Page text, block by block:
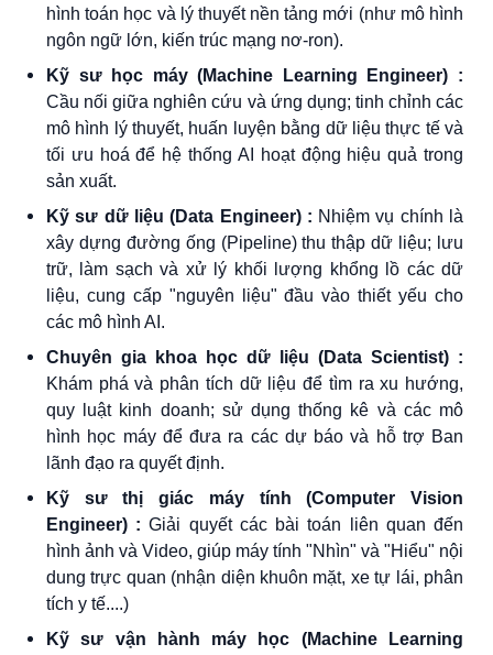
hình toán học và lý thuyết nền tảng mới (như mô hình
ngôn ngữ lớn, kiến trúc mạng nơ-ron).
Kỹ sư học máy (Machine Learning Engineer) :
Cầu nối giữa nghiên cứu và ứng dụng; tinh chỉnh các
mô hình lý thuyết, huấn luyện bằng dữ liệu thực tế và
tối ưu hoá để hệ thống AI hoạt động hiệu quả trong
sản xuất.
Kỹ sư dữ liệu (Data Engineer) : Nhiệm vụ chính là
xây dựng đường ống (Pipeline) thu thập dữ liệu; lưu
trữ, làm sạch và xử lý khối lượng khổng lồ các dữ
liệu, cung cấp "nguyên liệu" đầu vào thiết yếu cho
các mô hình AI.
Chuyên gia khoa học dữ liệu (Data Scientist) :
Khám phá và phân tích dữ liệu để tìm ra xu hướng,
quy luật kinh doanh; sử dụng thống kê và các mô
hình học máy để đưa ra các dự báo và hỗ trợ Ban
lãnh đạo ra quyết định.
Kỹ sư thị giác máy tính (Computer Vision
Engineer) : Giải quyết các bài toán liên quan đến
hình ảnh và Video, giúp máy tính "Nhìn" và "Hiểu" nội
dung trực quan (nhận diện khuôn mặt, xe tự lái, phân
tích y tế....)
Kỹ sư vận hành máy học (Machine Learning